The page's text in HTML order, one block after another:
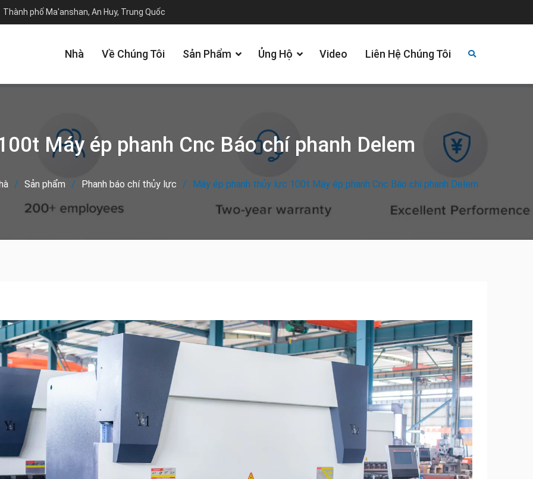
Thành phố Ma'anshan, An Huy, Trung Quốc
Nhà Về Chúng Tôi Sản Phẩm Ủng Hộ Video Liên Hệ Chúng Tôi
Máy ép phanh Cnc Báo chí phanh Delem
Sản phẩm Phanh báo chí thủy lực Máy ép phanh thủy lực 100t Máy ép phanh Cnc Báo chí phanh Delem